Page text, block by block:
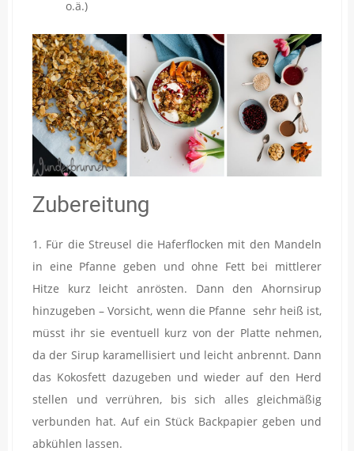
o.ä.)
Zubereitung
1. Für die Streusel die Haferflocken mit den Mandeln
in eine Pfanne geben und ohne Fett bei mittlerer
Hitze kurz leicht anrösten. Dann den Ahornsirup
hinzugeben – Vorsicht, wenn die Pfanne sehr heiß ist,
müsst ihr sie eventuell kurz von der Platte nehmen,
da der Sirup karamellisiert und leicht anbrennt. Dann
das Kokosfett dazugeben und wieder auf den Herd
stellen und verrühren, bis sich alles gleichmäßig
verbunden hat. Auf ein Stück Backpapier geben und
abkühlen lassen.